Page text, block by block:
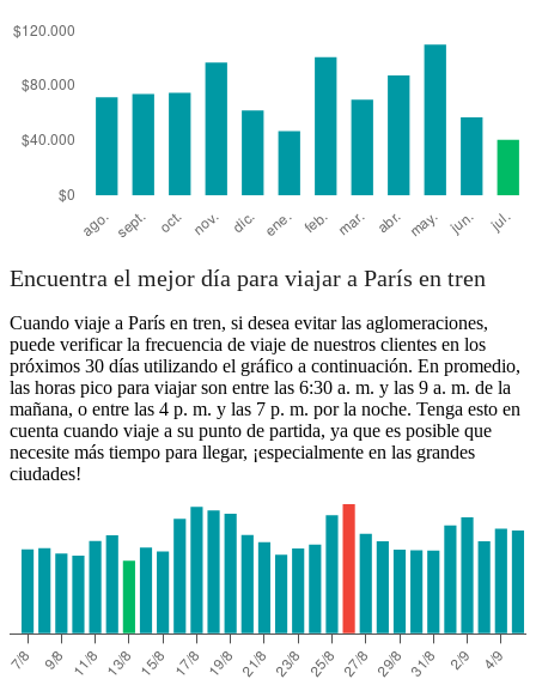
Encuentra el mejor día para viajar a París en tren
Cuando viaje a París en tren, si desea evitar las aglomeraciones,
puede verificar la frecuencia de viaje de nuestros clientes en los
próximos 30 días utilizando el gráfico a continuación. En promedio,
las horas pico para viajar son entre las 6:30 a. m. y las 9 a. m. de la
mañana, o entre las 4 p. m. y las 7 p. m. por la noche. Tenga esto en
cuenta cuando viaje a su punto de partida, ya que es posible que
necesite más tiempo para llegar, ¡especialmente en las grandes
ciudades!